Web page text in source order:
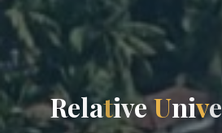
RelativeUnive